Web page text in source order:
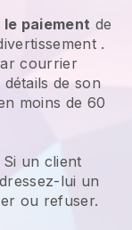
le paiement de
.
courrier
de son
moins de 60
un client
lui un
ou refuser.